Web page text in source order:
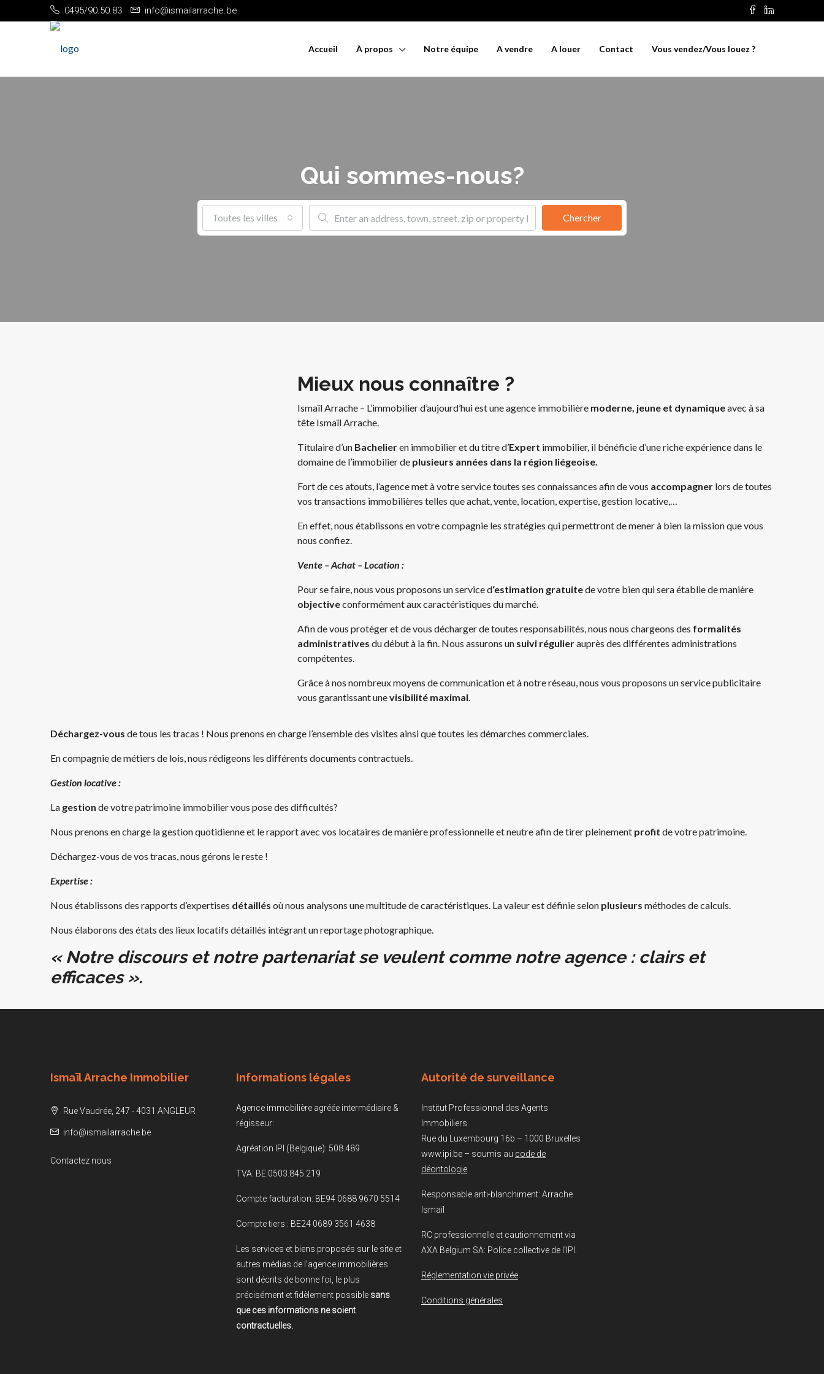
0495/90.50.83 info@ismailarrache.be
Accueil À propos Notre équipe A vendre A louer Contact Vous vendez/Vous louez ?
Qui sommes-nous?
Toutes les villes Chercher
Mieux nous connaître ?
Ismaïl Arrache – L’immobilier d’aujourd’hui est une agence immobilière moderne, jeune et dynamiqueavec à sa
tête Ismaïl Arrache.
Titulaire d’un Bachelieren immobilier et du titre d’Expert immobilier, il bénéficie d’une riche expérience dans le
domaine de l’immobilier de plusieurs années dans la région liégeoise.
Fort de ces atouts, l’agence met à votre service toutes ses connaissances afin de vous accompagner lors de toutes
vos transactions immobilières telles que achat, vente, location, expertise, gestion locative,…
En effet, nous établissons en votre compagnie les stratégies qui permettront de mener à bien la mission que vous
nous confiez.
Vente – Achat – Location :
Pour se faire, nous vous proposons un service d‘estimation gratuitede votre bien qui sera établie de manière
objectiveconformément aux caractéristiques du marché.
Afin de vous protéger et de vous décharger de toutes responsabilités, nous nous chargeons des formalités
administratives du début à la fin. Nous assurons un suivi régulierauprès des différentes administrations
compétentes.
Grâce à nos nombreux moyens de communication et à notre réseau, nous vous proposons un service publicitaire
vous garantissant unevisibilité maximal.
Déchargez-vous de tous les tracas ! Nous prenons en charge l’ensemble des visites ainsi que toutes les démarches commerciales.
En compagnie de métiers de lois, nous rédigeons les différents documents contractuels.
Gestion locative :
La gestion de votre patrimoine immobilier vous pose des difficultés?
Nous prenons en charge la gestion quotidienne et le rapport avec vos locataires de manière professionnelle et neutre afin de tirer pleinement profit de votre patrimoine.
Déchargez-vous de vos tracas, nous gérons le reste !
Expertise :
Nous établissons des rapports d’expertises détaillés où nous analysons une multitude de caractéristiques. La valeur est définie selon plusieurs méthodes de calculs.
Nous élaborons des états des lieux locatifs détaillés intégrant un reportage photographique.
« Notre discours et notre partenariat se veulent comme notre agence : clairs et
efficaces ».
Ismaïl Arrache Immobilier
Rue Vaudrée, 247 - 4031 ANGLEUR
info@ismailarrache.be
Contactez nous
Informations légales
Agence immobilière agréée intermédiaire &
régisseur:
Agréation IPI (Belgique): 508.489
TVA: BE 0503.845.219
Compte facturation: BE94 0688 9670 5514
Compte tiers : BE24 0689 3561 4638
Les services et biens proposés sur le site et
autres médias de l’agence immobilières
sont décrits de bonne foi, le plus
précisément et fidèlement possiblesans
que ces informations ne soient
contractuelles.
Autorité de surveillance
Institut Professionnel des Agents
Immobiliers
Rue du Luxembourg 16b – 1000 Bruxelles
www.ipi.be – soumis au code de
déontologie
Responsable anti-blanchiment: Arrache
Ismaïl
RC professionnelle et cautionnement via
AXA Belgium SA: Police collective de l’IPI.
Réglementation vie privée
Conditions générales